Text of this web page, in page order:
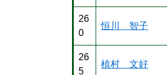
26
0
恒川 智子
26
5
植村 文好